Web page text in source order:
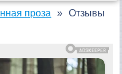
проза
Отзывы